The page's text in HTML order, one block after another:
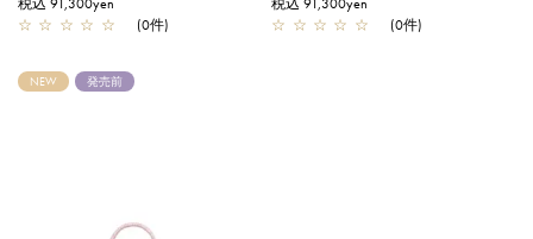
税込 91,300yen
☆ ☆ ☆ ☆ ☆ (0件)
税込 91,300yen
☆ ☆ ☆ ☆ ☆ (0件)
NEW 発売前